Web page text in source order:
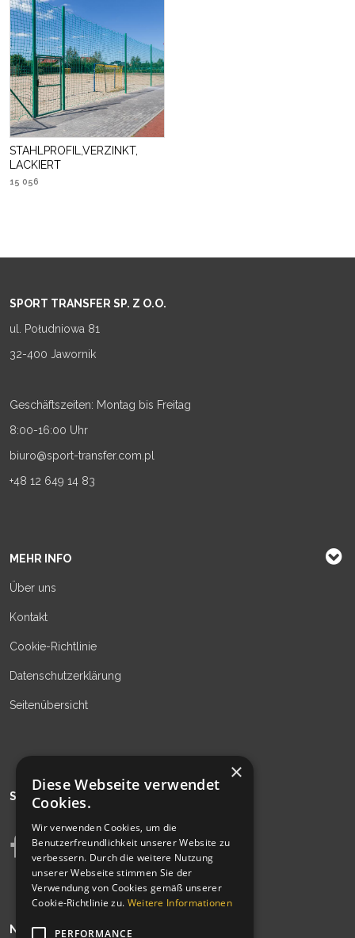
STAHLPROFIL,VERZINKT,
LACKIERT
15 056
SPORT TRANSFER SP. Z O.O.
ul. Południowa 81
32-400 Jawornik
Geschäftszeiten: Montag bis Freitag
8:00-16:00 Uhr
biuro@sport-transfer.com.pl
+48 12 649 14 83
MEHR INFO
Über uns
Kontakt
Cookie-Richtlinie
Datenschutzerklärung
Seitenübersicht
SIEHE AUCH
NEWSLETTER
×
Diese Webseite verwendet
Cookies.
Wir verwenden Cookies, um die
Benutzerfreundlichkeit unserer Website zu
verbessern. Durch die weitere Nutzung
unserer Webseite stimmen Sie der
Verwendung von Cookies gemäß unserer
Cookie-Richtlinie zu. Weitere Informationen
PERFORMANCE